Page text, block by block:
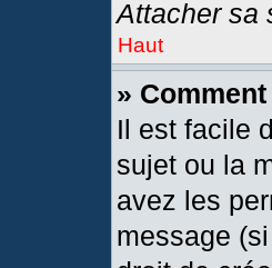
Attacher sa
Haut
»
Il est facile
sujet ou la
avez les
message